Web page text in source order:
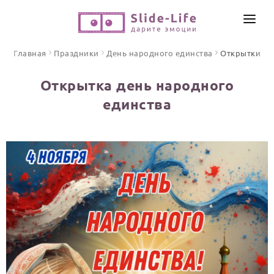
Песни поздравления
Открытки
Стихи и тексты
ПРАЗДНИКИ
С Днем рождения
Юбилей
ИНСТРУМЕНТЫ
ЦЕНЫ
ОТЗЫВЫ
Главная Праздники День народного единства Открытки
Открытка день народного
единства